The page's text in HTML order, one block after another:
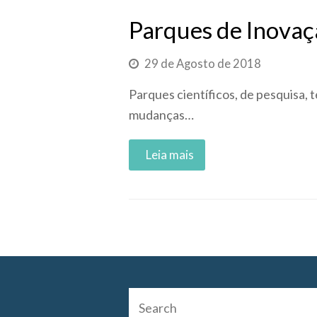
Parques de
29 de Agosto de 2018
Parques científicos, de pesquisa,
mudanças…